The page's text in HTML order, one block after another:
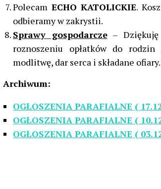
Polecam ECHO KATOLICKIE.
odbieramy w zakrystii.
Sprawy gospodarcze– Dziękuję
roznoszeniu opłatków do
modlitwę, dar serca i składane
Archiwum:
OGŁOSZENIA PARAFIALNE (
OGŁOSZENIA PARAFIALNE (
OGŁOSZENIA PARAFIALNE (